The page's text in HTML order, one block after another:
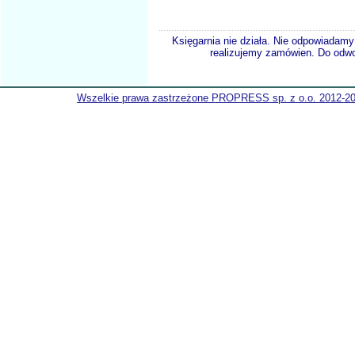
Księgarnia nie działa. Nie
realizujemy zamówien. Do
Wszelkie prawa zastrzeżone PROPRESS sp. z o.o. 2012-